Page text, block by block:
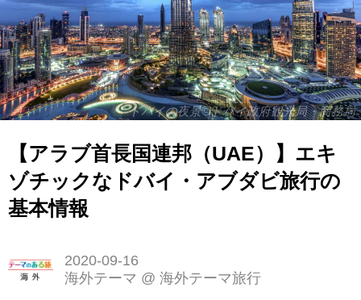
ドバイの夜景©ドバイ政府観光局・商務局
【アラブ首長国連邦（UAE）】エキ
ゾチックなドバイ・アブダビ旅行の
基本情報
2020-09-16
海外テーマ @ 海外テーマ旅行